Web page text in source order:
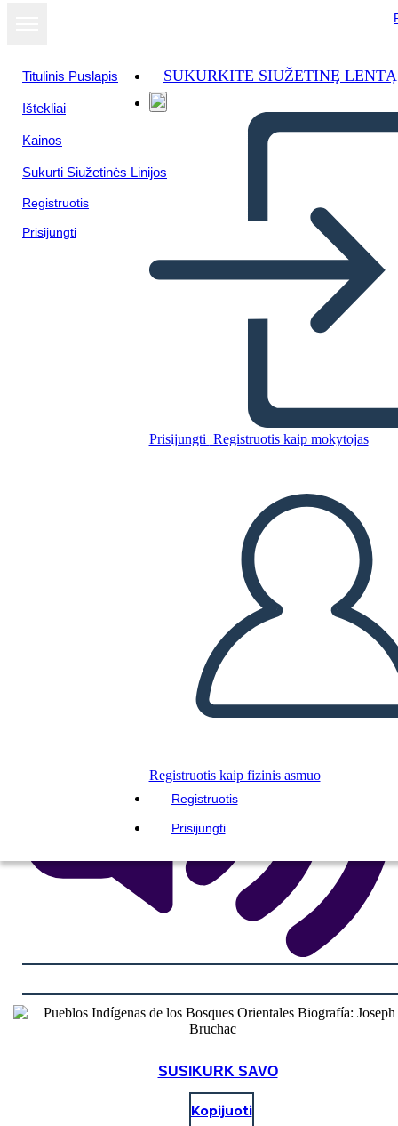
Titulinis Puslapis
Ištekliai
Kainos
Sukurti Siužetinės Linijos
Registruotis
Prisijungti
SUKURKITE SIUŽETINĘ LENTĄ
Prisijungti Registruotis kaip mokytojas
Registruotis kaip fizinis asmuo
Registruotis
Prisijungti
Biografía: Joseph Bruchac
SUKURTI SIUŽETINĘ LENTĄ
PALEISTI SKAIDRIŲ DEMONSTRACIJĄ
SKAITYK MAN
SUSIKURK SAVO
Kopijuoti